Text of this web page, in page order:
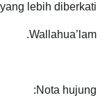
lebih diberkati.
Wallahua’lam.
Nota hujung: